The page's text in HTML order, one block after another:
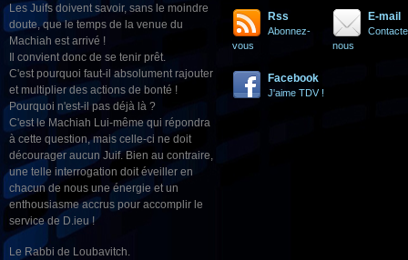
Les Juifs doivent savoir, sans le moindre
doute, que le temps de la venue du
Machiah est arrivé !
Il convient donc de se tenir prêt.
C'est pourquoi faut-il absolument rajouter
et multiplier des actions de bonté !
Pourquoi n'est-il pas déjà là ?
C'est le Machiah Lui-même qui répondra
à cette question, mais celle-ci ne doit
décourager aucun Juif. Bien au contraire,
une telle interrogation doit éveiller en
chacun de nous une énergie et un
enthousiasme accrus pour accomplir le
service de D.ieu !
Le Rabbi de Loubavitch.
Rss
Abonnez-
vous
E-mail
nous
Facebook
J'aime TDV !